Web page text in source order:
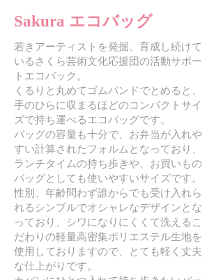
Sakura エコバッグ
若きアーティストを発掘、育成し続けて
いるさくら芸術文化応援団の活動サポー
トエコバック。
くるりと丸めてゴムバンドでとめると、
手のひらに収まるほどのコンパクトサイ
ズで持ち運べるエコバッグです。
バッグの容量も十分で、お弁当が入れや
すい計算されたフォルムとなっており、
ランチタイムの持ち歩きや、お買いもの
バッグとしても使いやすいサイズです。
性別、年齢問わず誰からでも受け入れら
れるシンプルでオシャレなデザインとな
っており、シワになりにくくて洗えるこ
だわりの軽量高密集ポリエステル生地を
使用しておりますので、とても軽く丈夫
な仕上がりです。